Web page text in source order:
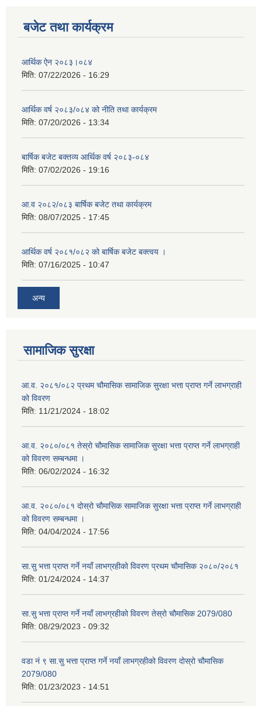
बजेट तथा कार्यक्रम
आर्थिक ऐन २०८३।०८४
मिति: 07/22/2026 - 16:29
आर्थिक वर्ष २०८३/०८४ को नीति तथा कार्यक्रम
मिति: 07/20/2026 - 13:34
बार्षिक बजेट बक्तव्य आर्थिक वर्ष २०८३-०८४
मिति: 07/02/2026 - 19:16
आ.व २०८२/०८३ बार्षिक बजेट तथा कार्यक्रम
मिति: 08/07/2025 - 17:45
आर्थिक वर्ष २०८१/०८२ को बार्षिक बजेट बक्त्वय ।
मिति: 07/16/2025 - 10:47
अन्य
सामाजिक सुरक्षा
आ.व. २०८१/०८२ प्रथम चौमासिक सामाजिक सुरक्षा भत्ता प्राप्त गर्ने लाभग्राही
को विवरण
मिति: 11/21/2024 - 18:02
आ.व. २०८०/०८१ तेस्रो चौमासिक सामाजिक सुरक्षा भत्ता प्राप्त गर्ने लाभग्राही
को विवरण सम्बन्धमा ।
मिति: 06/02/2024 - 16:32
आ.व. २०८०/०८१ दोस्रो चौमासिक सामाजिक सुरक्षा भत्ता प्राप्त गर्ने लाभग्राही
को विवरण सम्बन्धमा ।
मिति: 04/04/2024 - 17:56
सा.सु भत्ता प्राप्त गर्ने नयाँ लाभग्रहीको विवरण प्रथम चौमासिक २०८०/२०८१
मिति: 01/24/2024 - 14:37
सा.सु भत्ता प्राप्त गर्ने नयाँ लाभग्रहीको विवरण तेस्रो चौमासिक 2079/080
मिति: 08/29/2023 - 09:32
वडा नं ९ सा.सु भत्ता प्राप्त गर्ने नयाँ लाभग्रहीको विवरण दोस्रो चौमासिक
2079/080
मिति: 01/23/2023 - 14:51